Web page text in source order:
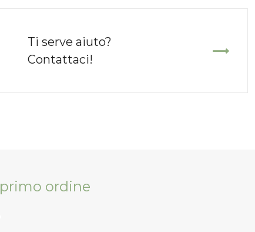
Ti serve aiuto?
Contattaci!
ordine